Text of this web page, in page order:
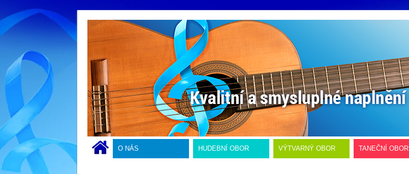
O NÁS HUDEBNÍ OBOR VÝTVARNÝ OBOR TANEČNÍ OBOR